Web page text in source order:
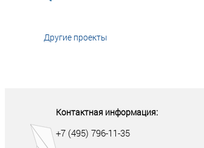
Другие проекты
Контактная информация:
+7 (495) 796-11-35